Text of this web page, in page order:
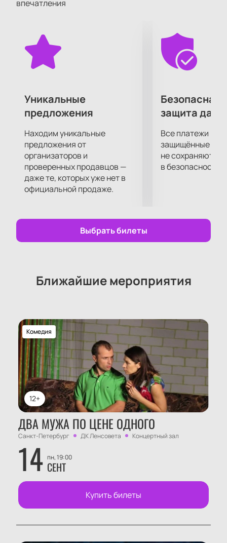
все происходящее на ней в мельчайших
впечатления
Уникальные
предложения
Находим уникальные
предложения от
организаторов и
проверенных продавцов —
даже те, которых уже нет в
официальной продаже.
Безопасная
защита
Все платежи
защищённые
не сохраняются
в безопасности.
Выбрать билеты
Ближайшие мероприятия
12+
Комедия
ДВА МУЖА ПО ЦЕНЕ ОДНОГО
Санкт-Петербург ДК Ленсовета Концертный зал
14 пн, 19:00
СЕНТ
Купить билеты